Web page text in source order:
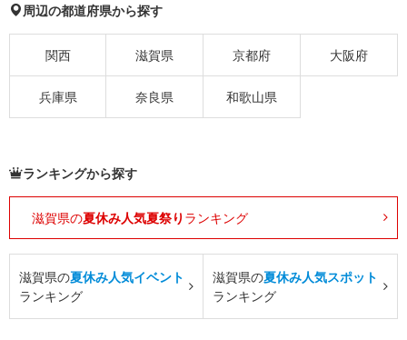
周辺の都道府県から探す
関西 滋賀県 京都府 大阪府
兵庫県 奈良県 和歌山県
ランキングから探す
滋賀県の夏休み人気夏祭り ランキング
滋賀県の夏休み人気イベント
ランキング
滋賀県の夏休み人気スポット
ランキング